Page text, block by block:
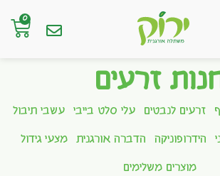
0
זרעים
זרעים לנבטים עלי סלט בייבי עשבי תיבול
הידרופוניקה הדברה אורגנית מצעי גידול
מוצרים משלימים